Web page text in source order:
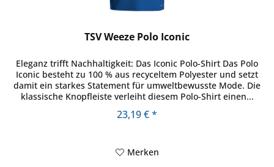
TSV Weeze Polo Iconic
Eleganz trifft Nachhaltigkeit: Das Iconic Polo-Shirt Das Polo
Iconic besteht zu 100 % aus recyceltem Polyester und setzt
damit ein starkes Statement für umweltbewusste Mode. Die
klassische Knopfleiste verleiht diesem Polo-Shirt einen...
23,19 € *
Merken